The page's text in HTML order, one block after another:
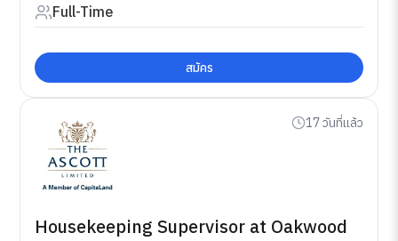
Full-Time
สมัคร
17 วันที่แล้ว
Housekeeping Supervisor at Oakwood